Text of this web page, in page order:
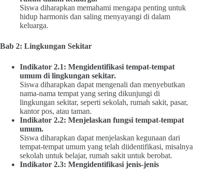
Siswa diharapkan memahami mengapa penting untuk
hidup harmonis dan saling menyayangi di dalam
keluarga.
Bab 2: Lingkungan Sekitar
Indikator 2.1: Mengidentifikasi tempat-tempat
umum di lingkungan sekitar.
Siswa diharapkan dapat mengenali dan menyebutkan
nama-nama tempat yang sering dikunjungi di
lingkungan sekitar, seperti sekolah, rumah sakit, pasar,
kantor pos, atau taman.
Indikator 2.2: Menjelaskan fungsi tempat-tempat
umum.
Siswa diharapkan dapat menjelaskan kegunaan dari
tempat-tempat umum yang telah diidentifikasi, misalnya
sekolah untuk belajar, rumah sakit untuk berobat.
Indikator 2.3: Mengidentifikasi jenis-jenis